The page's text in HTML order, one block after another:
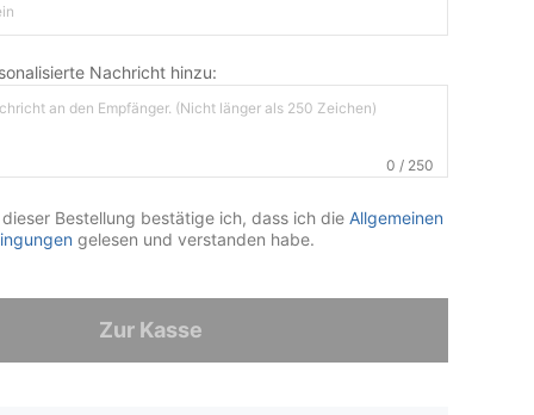
Nachricht hinzu:
0 / 250
Bestellung bestätige ich, dass ich die Allgemeinen
gelesen und verstanden habe.
Zur Kasse